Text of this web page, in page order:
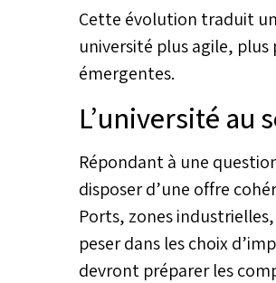
Cette évolution traduit
université plus agile,
émergentes.
L’université au
Répondant à une
disposer d’une offre
Ports, zones
peser dans les choix
devront préparer les